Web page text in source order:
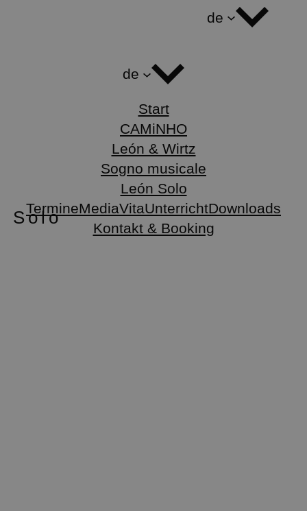
de
de
Start
CAMiNHO
León & Wirtz
Sogno musicale
León Solo
TermineMediaVitaUnterrichtDownloads
Kontakt & Booking
Solo